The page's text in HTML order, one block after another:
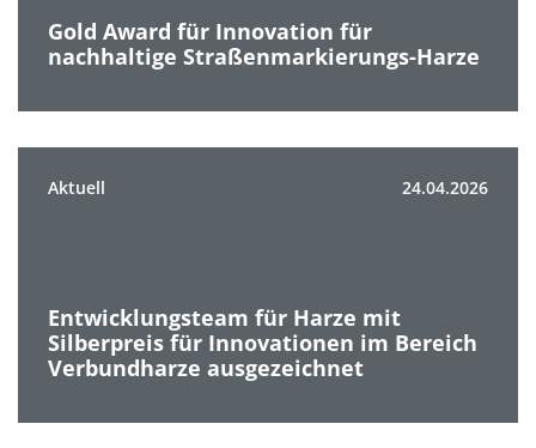
Gold Award für Innovation für
nachhaltige Straßenmarkierungs-Harze
Aktuell 24.04.2026
Entwicklungsteam für Harze mit
Silberpreis für Innovationen im Bereich
Verbundharze ausgezeichnet